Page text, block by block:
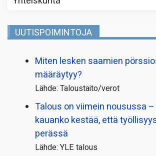
UUTISPOIMINTOJA
Miten lesken saamien
määräytyy?
Lähde: Taloustaito/verot
Talous on viimein nousussa
kauanko kestää, että
perässä
Lähde: YLE talous